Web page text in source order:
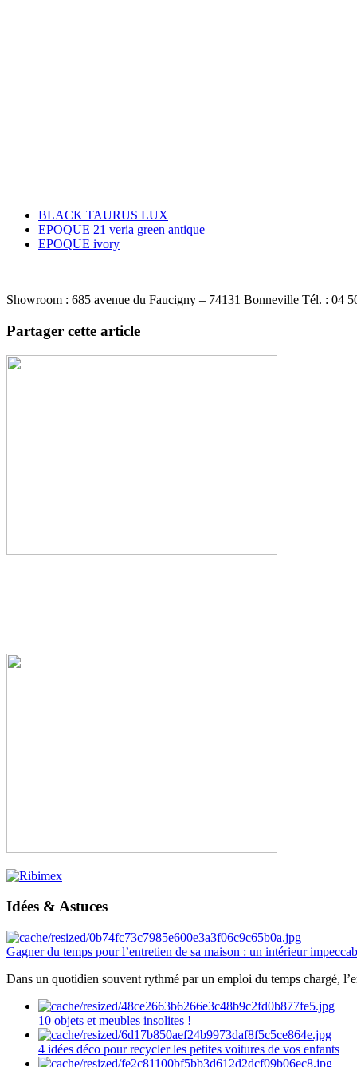
BLACK TAURUS LUX
EPOQUE 21 veria green antique
EPOQUE ivory
Showroom : 685 avenue du Faucigny – 74131 Bonneville Tél. : 04
Partager cette article
Idées & Astuces
Gagner du temps pour l’entretien de sa maison : un intérieur
Dans un quotidien souvent rythmé par un emploi du temps chargé,
10 objets et meubles insolites !
4 idées déco pour recycler les petites voitures de vos enfants